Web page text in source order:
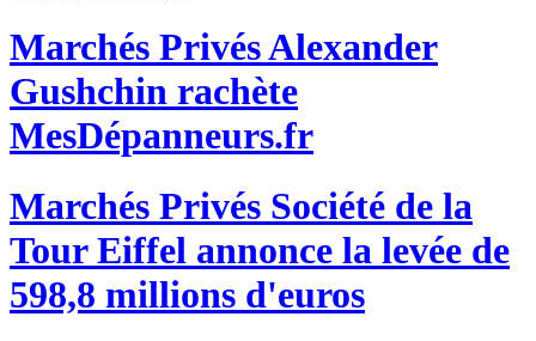
Marchés PrivésAlexander
Gushchin rachète
MesDépanneurs.fr
Marchés Privés Société de la
Tour Eiffel annonce la levée de
598,8 millions d'euros